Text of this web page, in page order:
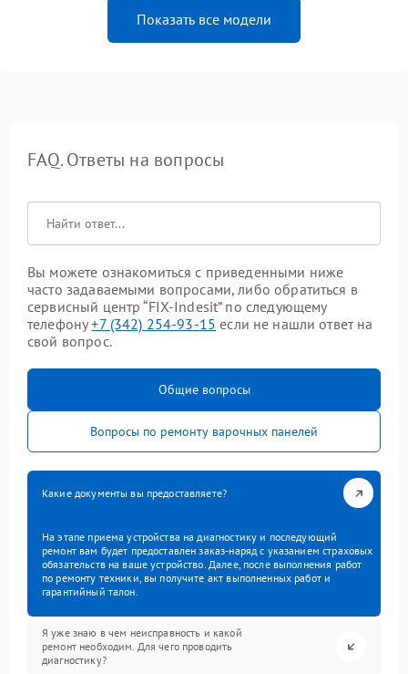
Показать все модели
FAQ. Ответы на вопросы
Вы можете ознакомиться с приведенными ниже
часто задаваемыми вопросами, либо обратиться в
сервисный центр “FIX-Indesit” по следующему
телефону+7 (342) 254-93-15 если не нашли ответ на
свой вопрос.
Общие вопросы
Вопросы по ремонту варочных панелей
Какие документы вы предоставляете?
На этапе приема устройства на диагностику и последующий
ремонт вам будет предоставлен заказ-наряд с указанием страховых
обязательств на ваше устройство. Далее, после выполнения работ
по ремонту техники, вы получите акт выполненных работ и
гарантийный талон.
Я уже знаю в чем неисправность и какой
ремонт необходим. Для чего проводить
диагностику?